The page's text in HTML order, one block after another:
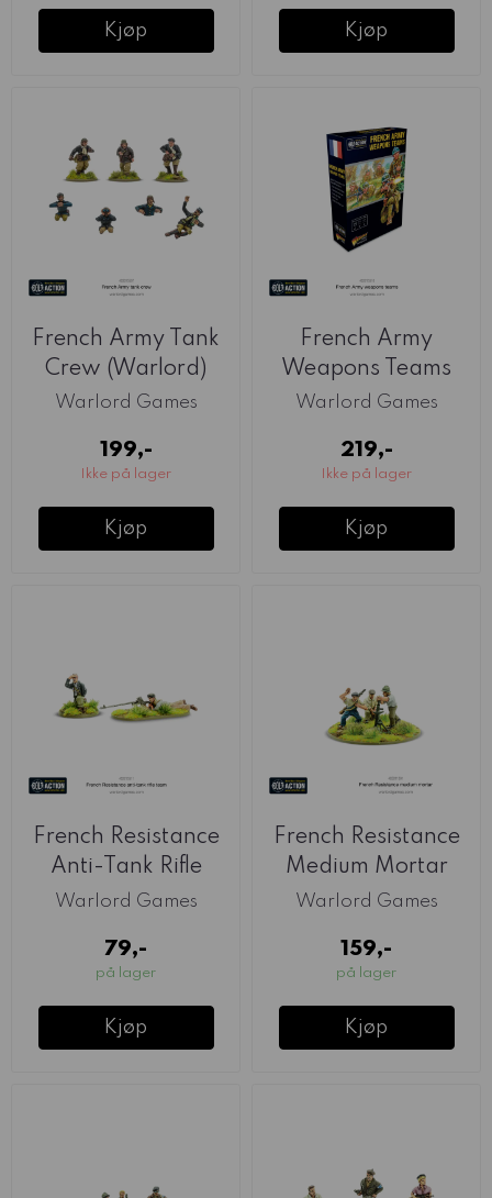
Kjøp Kjøp
French Army Tank
Crew (Warlord)
Warlord Games
199,-
Ikke på lager
Kjøp
French Army
Weapons Teams
(Warlord)
Warlord Games
219,-
Ikke på lager
Kjøp
French Resistance
Anti-Tank Rifle
Team (Warlord)
Warlord Games
79,-
på lager
Kjøp
French Resistance
Medium Mortar
Team (Warlord)
Warlord Games
159,-
på lager
Kjøp